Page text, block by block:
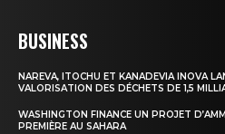
Formules d’abonnement
Mon compte
BUSINESS
NAREVA, ITOCHU ET KANADEVIA INOVA
VALORISATION DES DÉCHETS DE 1,5
WASHINGTON FINANCE UN PROJET
PREMIÈRE AU SAHARA